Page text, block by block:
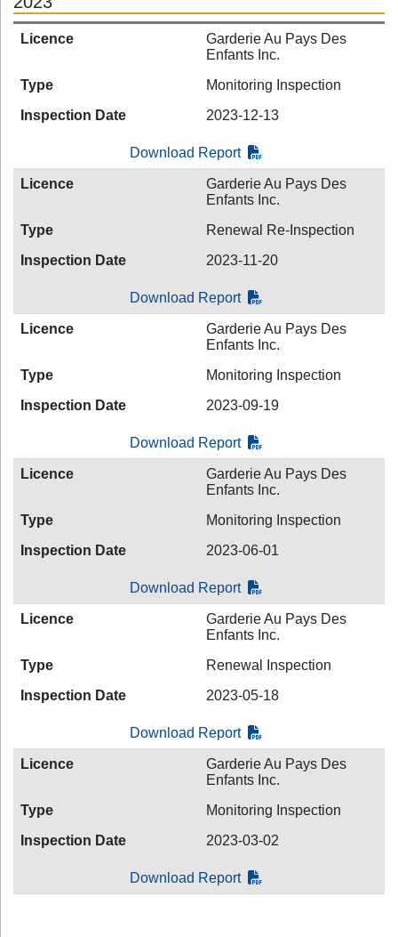
Licence
Garderie Au Pays Des
Enfants Inc.
Type
Monitoring Inspection
Inspection Date
2023-12-13
Download Report
Licence
Garderie Au Pays Des
Enfants Inc.
Type
Renewal Re-Inspection
Inspection Date
2023-11-20
Download Report
Licence
Garderie Au Pays Des
Enfants Inc.
Type
Monitoring Inspection
Inspection Date
2023-09-19
Download Report
Licence
Garderie Au Pays Des
Enfants Inc.
Type
Monitoring Inspection
Inspection Date
2023-06-01
Download Report
Licence
Garderie Au Pays Des
Enfants Inc.
Type
Renewal Inspection
Inspection Date
2023-05-18
Download Report
Licence
Garderie Au Pays Des
Enfants Inc.
Type
Monitoring Inspection
Inspection Date
2023-03-02
Download Report